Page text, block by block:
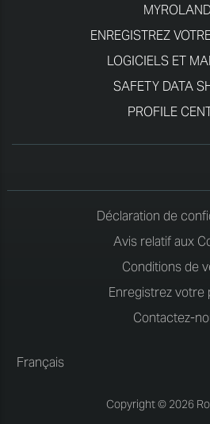
MYROLAND
ENREGISTREZ
LOGICIELS ET
SAFETY DATA
PROFILE
Déclaration de
Avis relatif aux
Conditions de
Enregistrez votre
Contactez-
Français
Copyright © 2026